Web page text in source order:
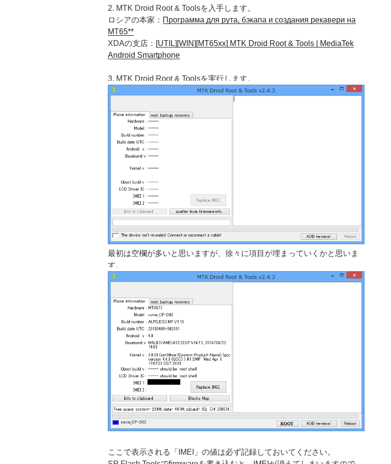
2. MTK Droid Root & Toolsを入手します。
ロシアの本家： Программа для рута, бэкапа и создания рекавери на
MT65**
XDAの支店： [UTIL][WIN][MT65xx] MTK Droid Root & Tools | MediaTek
Android Smartphone
3. MTK Droid Root & Toolsを実行します。
最初は空欄が多いと思いますが、徐々に項目が埋まっていくかと思いま
す。
ここで表示される「IMEI」の値は必ず記録しておいてください。